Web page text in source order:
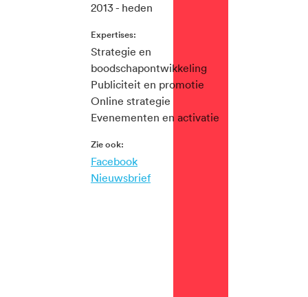
2013 - heden
Expertises:
Strategie en
boodschapontwikkeling
Publiciteit en promotie
Online strategie
Evenementen en activatie
Zie ook:
Facebook
Nieuwsbrief